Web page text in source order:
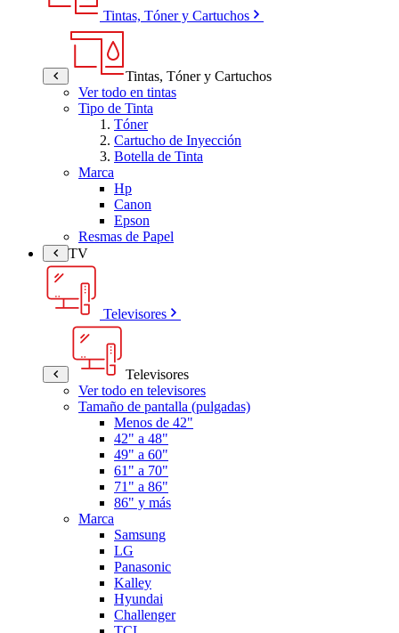
Tintas, Tóner y Cartuchos
Tintas, Tóner y Cartuchos
Ver todo en tintas
Tipo de Tinta
Tóner
Cartucho de Inyección
Botella de Tinta
Marca
Hp
Canon
Epson
Resmas de Papel
TV
Televisores
Televisores
Ver todo en televisores
Tamaño de pantalla (pulgadas)
Menos de 42"
42" a 48"
49" a 60"
61" a 70"
71" a 86"
86" y más
Marca
Samsung
LG
Panasonic
Kalley
Hyundai
Challenger